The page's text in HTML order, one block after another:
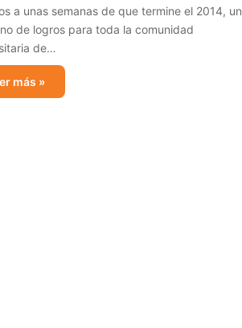
a unas semanas de que termine el 2014, un
de logros para toda la comunidad
de…
más »